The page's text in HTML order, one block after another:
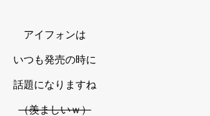
アイフォンは
いつも発売の時に
話題になりますね
（羨ましいｗ）